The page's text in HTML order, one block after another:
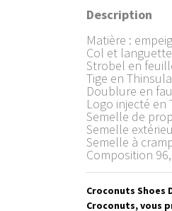
Description
Matière :
Col et
Strobel en
Tige en
Doublure en
Logo injecté en
Semelle de
Semelle
Semelle à
Composition
Croconuts Shoes
Croconuts, vous